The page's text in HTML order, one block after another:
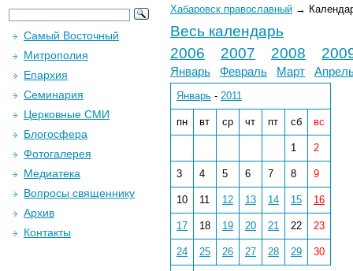
Хабаровск православный →
Весь календарь
2006
2007 2008
Январь Февраль Март
Январь - 2011
пн вт ср чт пт сб вс
1 2
3 4 5 6 7 8 9
10 11 12 13 14 15 16
17 18 19 20 21 22 23
24 25 26 27 28 29 30
Самый Восточный
Митрополия
Епархия
Семинария
Церковные СМИ
Блогосфера
Фотогалерея
Медиатека
Вопросы священнику
Архив
Контакты